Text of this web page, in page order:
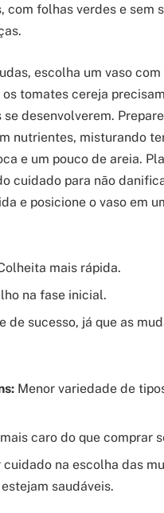
com folhas verdes e sem
escolha um vaso com
tomates cereja
se desenvolverem.
nutrientes, misturando
e um pouco de areia.
cuidado para não
e posicione o vaso em
mais rápida.
na fase inicial.
de sucesso, já que as
Menor variedade de
caro do que comprar
cuidado na escolha das
saudáveis.